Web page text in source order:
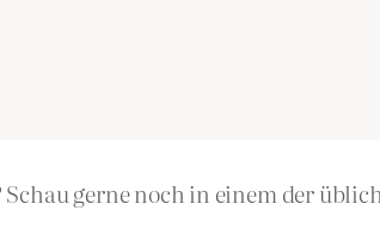
Schau gerne noch in einem der